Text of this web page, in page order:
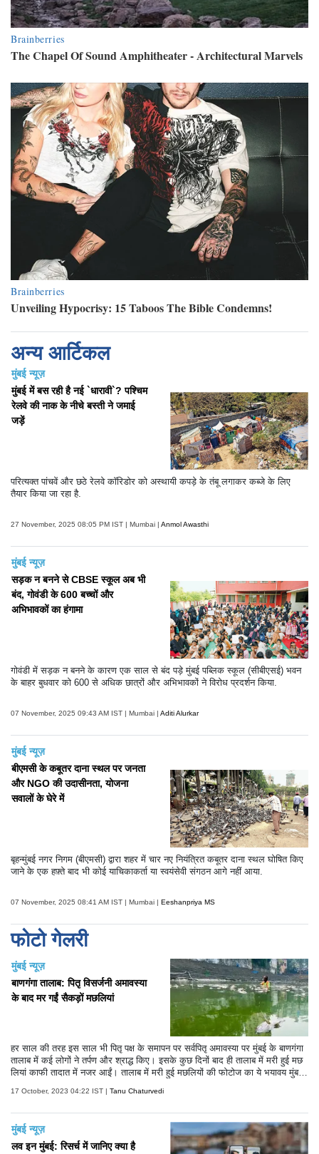
अन्य आर्टिकल
मुंबई न्यूज़
मुंबई में बस रही है नई `धारावी`? पश्चिम
रेलवे की नाक के नीचे बस्ती ने जमाई
जड़ें
परित्यक्त पांचवें और छठे रेलवे कॉरिडोर को अस्थायी कपड़े के तंबू लगाकर कब्जे के लिए
तैयार किया जा रहा है.
27 November, 2025 08:05 PM IST | Mumbai | Anmol Awasthi
मुंबई न्यूज़
सड़क न बनने से CBSE स्कूल अब भी
बंद, गोवंडी के 600 बच्चों और
अभिभावकों का हंगामा
गोवंडी में सड़क न बनने के कारण एक साल से बंद पड़े मुंबई पब्लिक स्कूल (सीबीएसई) भवन
के बाहर बुधवार को 600 से अधिक छात्रों और अभिभावकों ने विरोध प्रदर्शन किया.
07 November, 2025 09:43 AM IST | Mumbai | Aditi Alurkar
मुंबई न्यूज़
बीएमसी के कबूतर दाना स्थल पर जनता
और NGO की उदासीनता, योजना
सवालों के घेरे में
बृहन्मुंबई नगर निगम (बीएमसी) द्वारा शहर में चार नए नियंत्रित कबूतर दाना स्थल घोषित किए
जाने के एक हफ़्ते बाद भी कोई याचिकाकर्ता या स्वयंसेवी संगठन आगे नहीं आया.
07 November, 2025 08:41 AM IST | Mumbai | Eeshanpriya MS
फोटो गेलरी
मुंबई न्यूज़
बाणगंगा तालाब: पितृ विसर्जनी अमावस्या
के बाद मर गईं सैकड़ों मछलियां
हर साल की तरह इस साल भी पितृ पक्ष के समापन पर सर्वपितृ अमावस्या पर मुंबई के बाणगंगा
तालाब में कई लोगों ने तर्पण और श्राद्ध किए। इसके कुछ दिनों बाद ही तालाब में मरी हुई मछ
लियां काफी तादात में नजर आईं। तालाब में मरी हुई मछलियों की फोटोज का ये भयावय मुंबई
17 October, 2023 04:22 IST | Tanu Chaturvedi
मुंबई न्यूज़
लव इन मुंबई: रिसर्च में जानिए क्या है